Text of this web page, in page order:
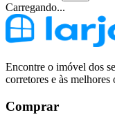
Carregando...
Encontre o imóvel dos
corretores e às
Comprar